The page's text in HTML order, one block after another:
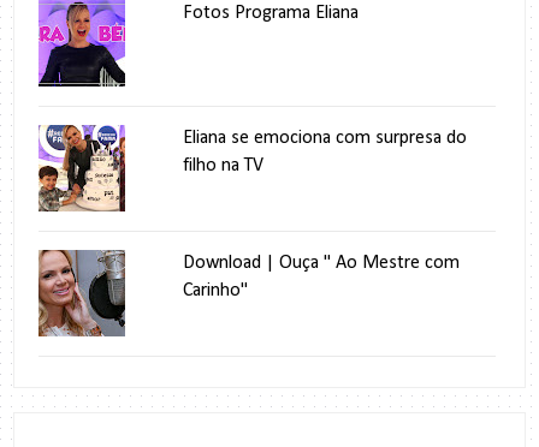
Fotos Programa Eliana
Eliana se emociona com surpresa do
filho na TV
Download | Ouça " Ao Mestre com
Carinho"